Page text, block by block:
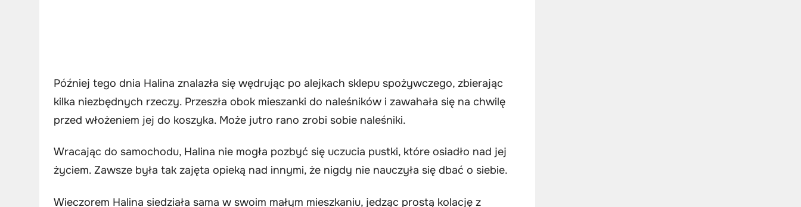
Później tego dnia Halina znalazła się wędrując po alejkach sklepu spożywczego, zbierając
kilka niezbędnych rzeczy. Przeszła obok mieszanki do naleśników i zawahała się na chwilę
przed włożeniem jej do koszyka. Może jutro rano zrobi sobie naleśniki.
Wracając do samochodu, Halina nie mogła pozbyć się uczucia pustki, które osiadło nad jej
życiem. Zawsze była tak zajęta opieką nad innymi, że nigdy nie nauczyła się dbać o siebie.
Wieczorem Halina siedziała sama w swoim małym mieszkaniu, jedząc prostą kolację z